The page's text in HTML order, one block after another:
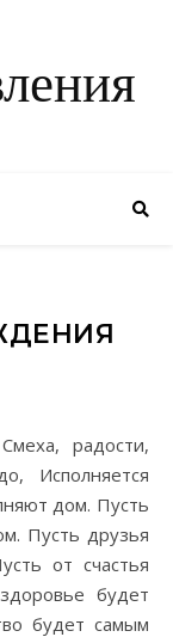
Исполняется
дом. Пусть
Пусть друзья
от счастья
будет
будет самым